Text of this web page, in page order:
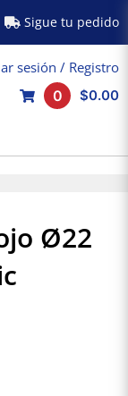
Sigue tu pedido
sesión / Registro
0
$0.00
Ø22